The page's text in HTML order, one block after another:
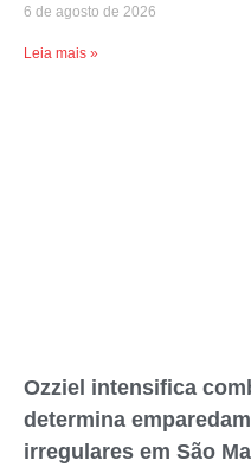
6 de agosto de 2026
Leia mais »
Ozziel intensifica
determina
irregulares em São